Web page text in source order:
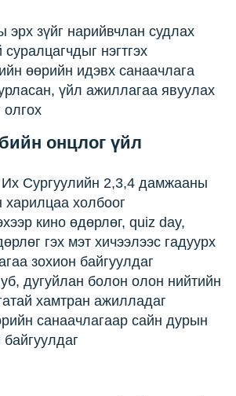
эрх зүйг нарийвчлан судлах
суралцагчдыг нэгтгэх
өөрийн идэвх санаачлага
үйл ажиллагаа явуулах
онцлог үйл
Их Сургуулийн 2,3,4 дамжааны
холбоог
кино өдөрлөг, quiz day,
гэх мэт хичээлээс гадуурх
зохион байгуулдаг
дугуйлан болон олон нийтийн
хамтран ажилладаг
санаачлагаар сайн дурын